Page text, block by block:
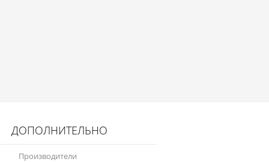
ДОПОЛНИТЕЛЬНО
Производители